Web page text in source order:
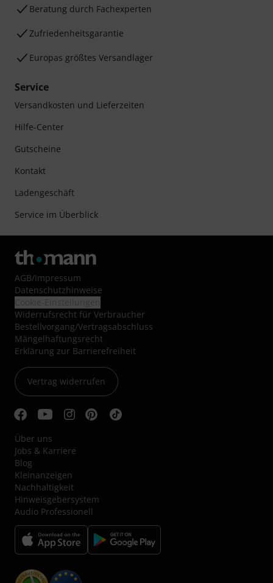
Beratung durch Fachexperten
Zufriedenheitsgarantie
Europas größtes Versandlager
Service
Versandkosten und Lieferzeiten
Hilfe-Center
Gutscheine
Kontakt
Ladengeschäft
Service im Überblick
AGB/Impressum
Datenschutzhinweise
Widerrufsrecht für Verbraucher
Bestellvorgang/Vertragsabschluss
Mängelhaftungsrecht
Erklärung zur Barrierefreiheit
Vertrag widerrufen
Über uns
Jobs & Karriere
Blog
Kleinanzeigen
Nachhaltigkeit
Hinweisgebersystem
Audio Professionell